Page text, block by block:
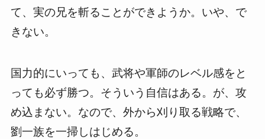
て、実の兄を斬ることができようか。いや、で
きない。
国力的にいっても、武将や軍師のレベル感をと
っても必ず勝つ。そういう自信はある。が、攻
め込まない。なので、外から刈り取る戦略で、
劉一族を一掃しはじめる。